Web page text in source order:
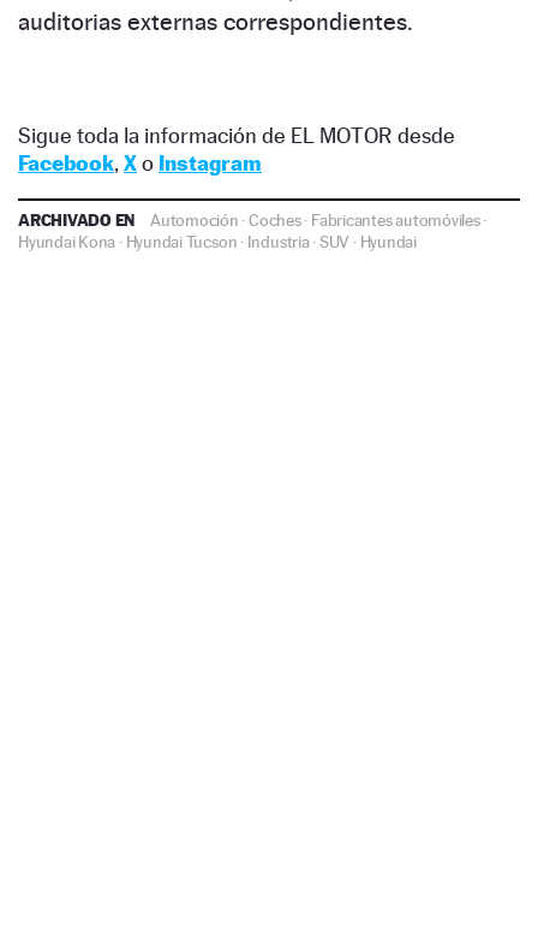
auditorias externas correspondientes.
Sigue toda la información de EL MOTOR desde
Facebook, Xo Instagram
ARCHIVADO EN Automoción ·Coches· Fabricantes automóviles·
Hyundai Kona · Hyundai Tucson · Industria·SUV · Hyundai